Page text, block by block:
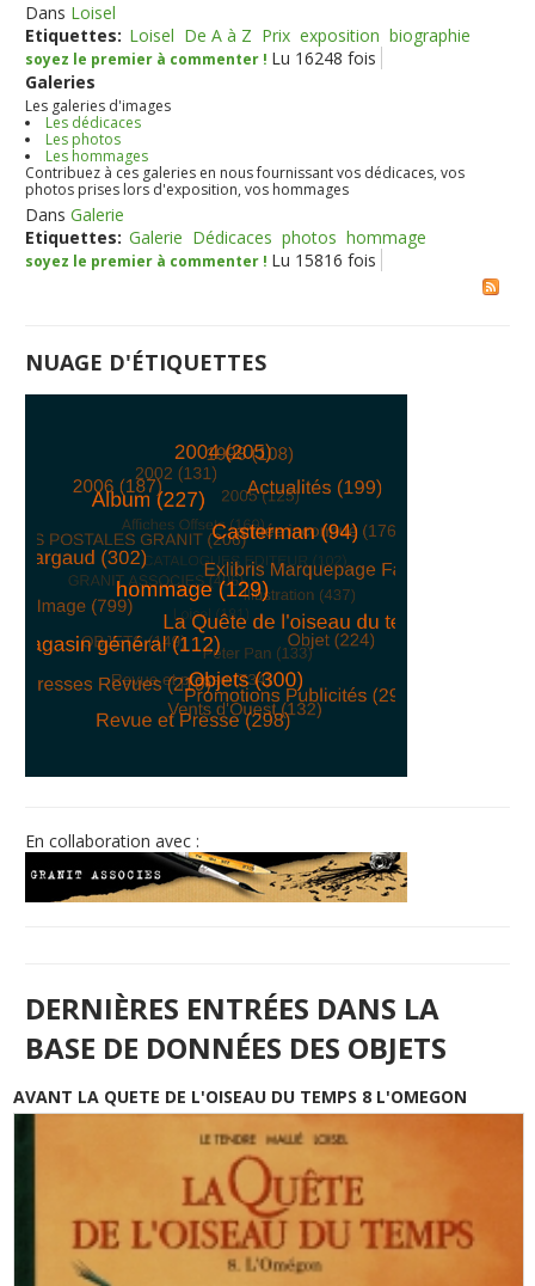
Dans Loisel
Etiquettes: Loisel De A à Z Prix exposition biographie
soyez le premier à commenter ! Lu 16248 fois
Galeries
Les galeries d'images
Les dédicaces
Les photos
Les hommages
Contribuez à ces galeries en nous fournissant vos dédicaces, vos
photos prises lors d'exposition, vos hommages
DansGalerie
Etiquettes: Galerie Dédicaces photos hommage
soyez le premier à commenter ! Lu 15816 fois
NUAGE D'ÉTIQUETTES
En collaboration avec :
DERNIÈRES ENTRÉES DANS LA
BASE DE DONNÉES DES OBJETS
AVANT LA QUETE DE L'OISEAU DU TEMPS 8 L'OMEGON